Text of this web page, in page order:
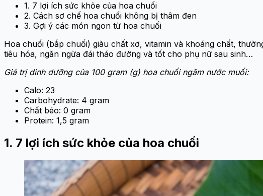
1. 7 lợi ích sức khỏe của hoa chuối
2. Cách sơ chế hoa chuối không bị thâm đen
3. Gợi ý các món ngon từ hoa chuối
Hoa chuối (bắp chuối) giàu chất xơ, vitamin và khoáng chất,
tiêu hóa, ngăn ngừa đái tháo đường và tốt cho phụ nữ sau sinh…
Giá trị dinh dưỡng của 100 gram (g) hoa chuối ngâm nước muối:
Calo: 23
Carbohydrate: 4 gram
Chất béo: 0 gram
Protein: 1,5 gram
1. 7 lợi ích sức khỏe của hoa chuối